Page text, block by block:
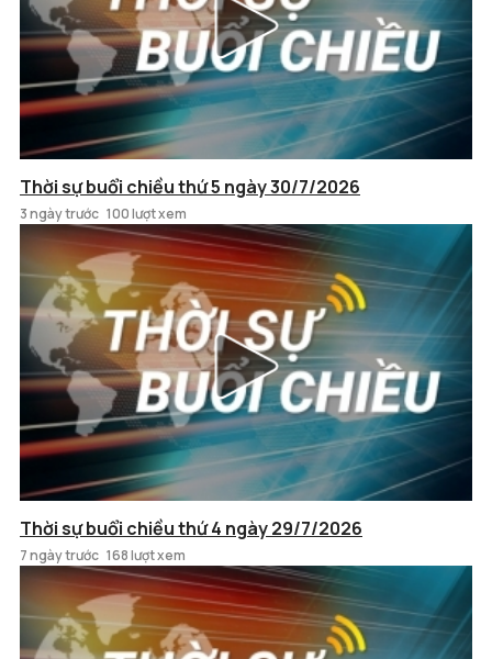
Thời sự buổi chiều thứ 5 ngày 30/7/2026
3 ngày trước 100 lượt xem
Thời sự buổi chiều thứ 4 ngày 29/7/2026
7 ngày trước 168 lượt xem